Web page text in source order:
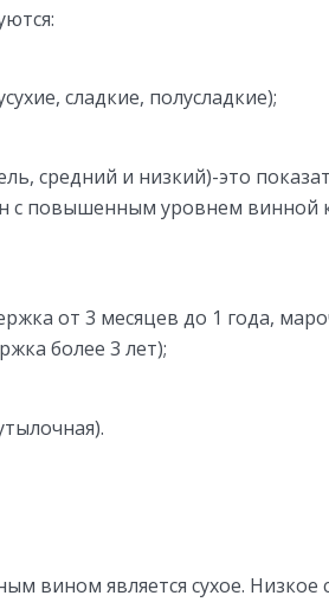
сладкие, полусладкие);
средний и низкий)-это
с повышенным уровнем винной
от 3 месяцев до 1 года,
более 3 лет);
вином является сухое. Низкое